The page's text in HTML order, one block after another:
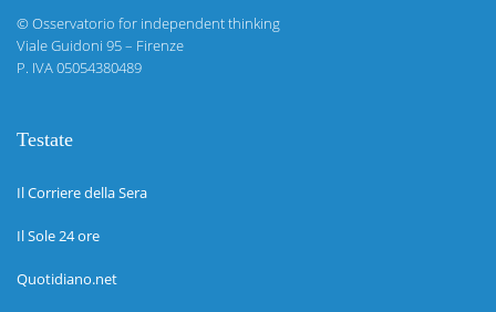
©Osservatorio for independent thinking
Viale Guidoni 95 – Firenze
P. IVA 05054380489
Testate
Il Corriere della Sera
Il Sole 24 ore
Quotidiano.net